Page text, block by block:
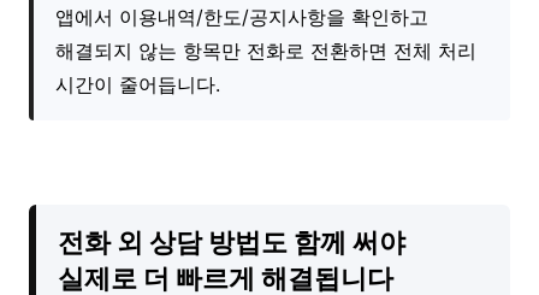
앱에서 이용내역/한도/공지사항을 확인하고
해결되지 않는 항목만 전화로 전환하면 전체 처리
시간이 줄어듭니다.
전화 외 상담 방법도 함께 써야
실제로 더 빠르게 해결됩니다